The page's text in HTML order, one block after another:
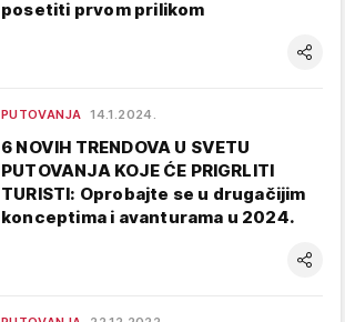
posetiti prvom prilikom
PUTOVANJA 14.1.2024.
6 NOVIH TRENDOVA U SVETU
PUTOVANJA KOJE ĆE PRIGRLITI
TURISTI: Oprobajte se u drugačijim
konceptima i avanturama u 2024.